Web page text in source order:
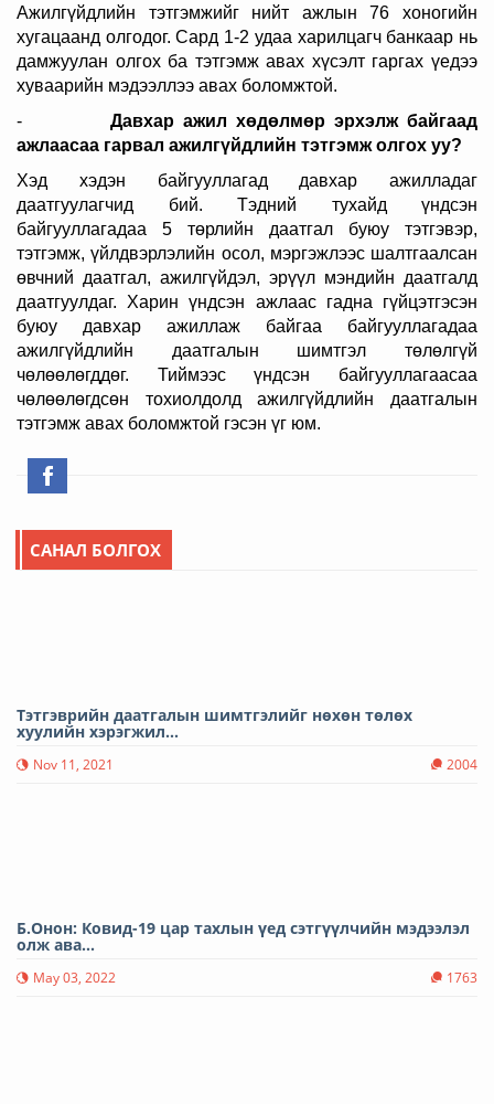
Ажилгүйдлийн тэтгэмжийг нийт ажлын 76 хоногийн
хугацаанд олгодог. Сард 1-2 удаа харилцагч банкаар нь
дамжуулан олгох ба тэтгэмж авах хүсэлт гаргах үедээ
хуваарийн мэдээллээ авах боломжтой.
- Давхар ажил хөдөлмөр эрхэлж байгаад
ажлаасаа гарвал ажилгүйдлийн тэтгэмж олгох уу?
Хэд хэдэн байгууллагад давхар ажилладаг
даатгуулагчид бий. Тэдний тухайд үндсэн
байгууллагадаа 5 төрлийн даатгал буюу тэтгэвэр,
тэтгэмж, үйлдвэрлэлийн осол, мэргэжлээс шалтгаалсан
өвчний даатгал, ажилгүйдэл, эрүүл мэндийн даатгалд
даатгуулдаг. Харин үндсэн ажлаас гадна гүйцэтгэсэн
буюу давхар ажиллаж байгаа байгууллагадаа
ажилгүйдлийн даатгалын шимтгэл төлөлгүй
чөлөөлөгддөг. Тиймээс үндсэн байгууллагаасаа
чөлөөлөгдсөн тохиолдолд ажилгүйдлийн даатгалын
тэтгэмж авах боломжтой гэсэн үг юм.
САНАЛ БОЛГОХ
Тэтгэврийн даатгалын шимтгэлийг нөхөн төлөх
хуулийн хэрэгжил...
Nov 11, 2021 2004
Б.Онон: Ковид-19 цар тахлын үед сэтгүүлчийн мэдээлэл
олж ава...
May 03, 2022 1763